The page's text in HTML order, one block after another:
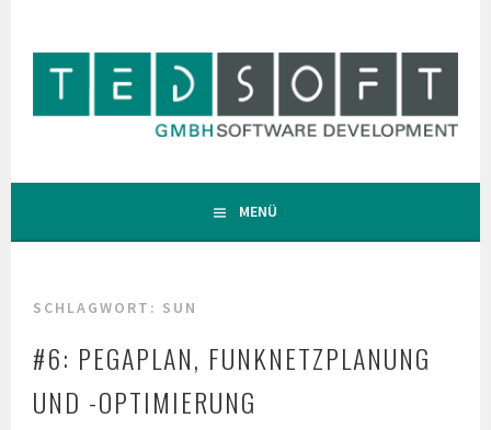
springen
MENÜ
SCHLAGWORT: SUN
#6: PEGAPLAN, FUNKNETZPLANUNG
UND -OPTIMIERUNG